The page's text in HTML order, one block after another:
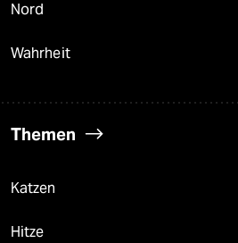
Nord
Wahrheit
Themen
Katzen
Hitze